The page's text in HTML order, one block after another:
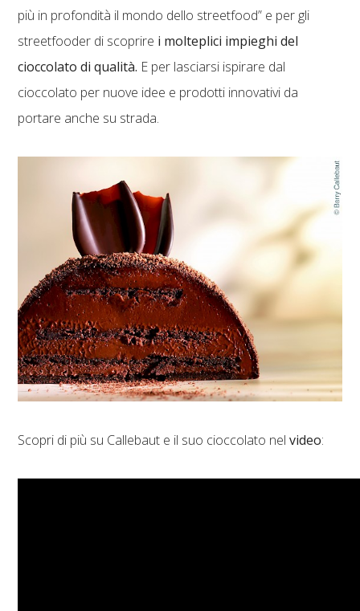
più in profondità il mondo dello streetfood” e per gli
streetfooder di scoprire i molteplici impieghi del
cioccolato di qualità. E per lasciarsi ispirare dal
cioccolato per nuove idee e prodotti innovativi da
portare anche su strada.
Scopri di più su Callebaut e il suo cioccolato nelvideo: